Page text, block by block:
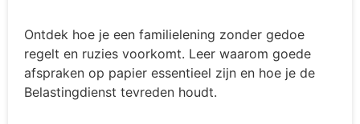
Ontdek hoe je een familielening zonder gedoe
regelt en ruzies voorkomt. Leer waarom goede
afspraken op papier essentieel zijn en hoe je de
Belastingdienst tevreden houdt.